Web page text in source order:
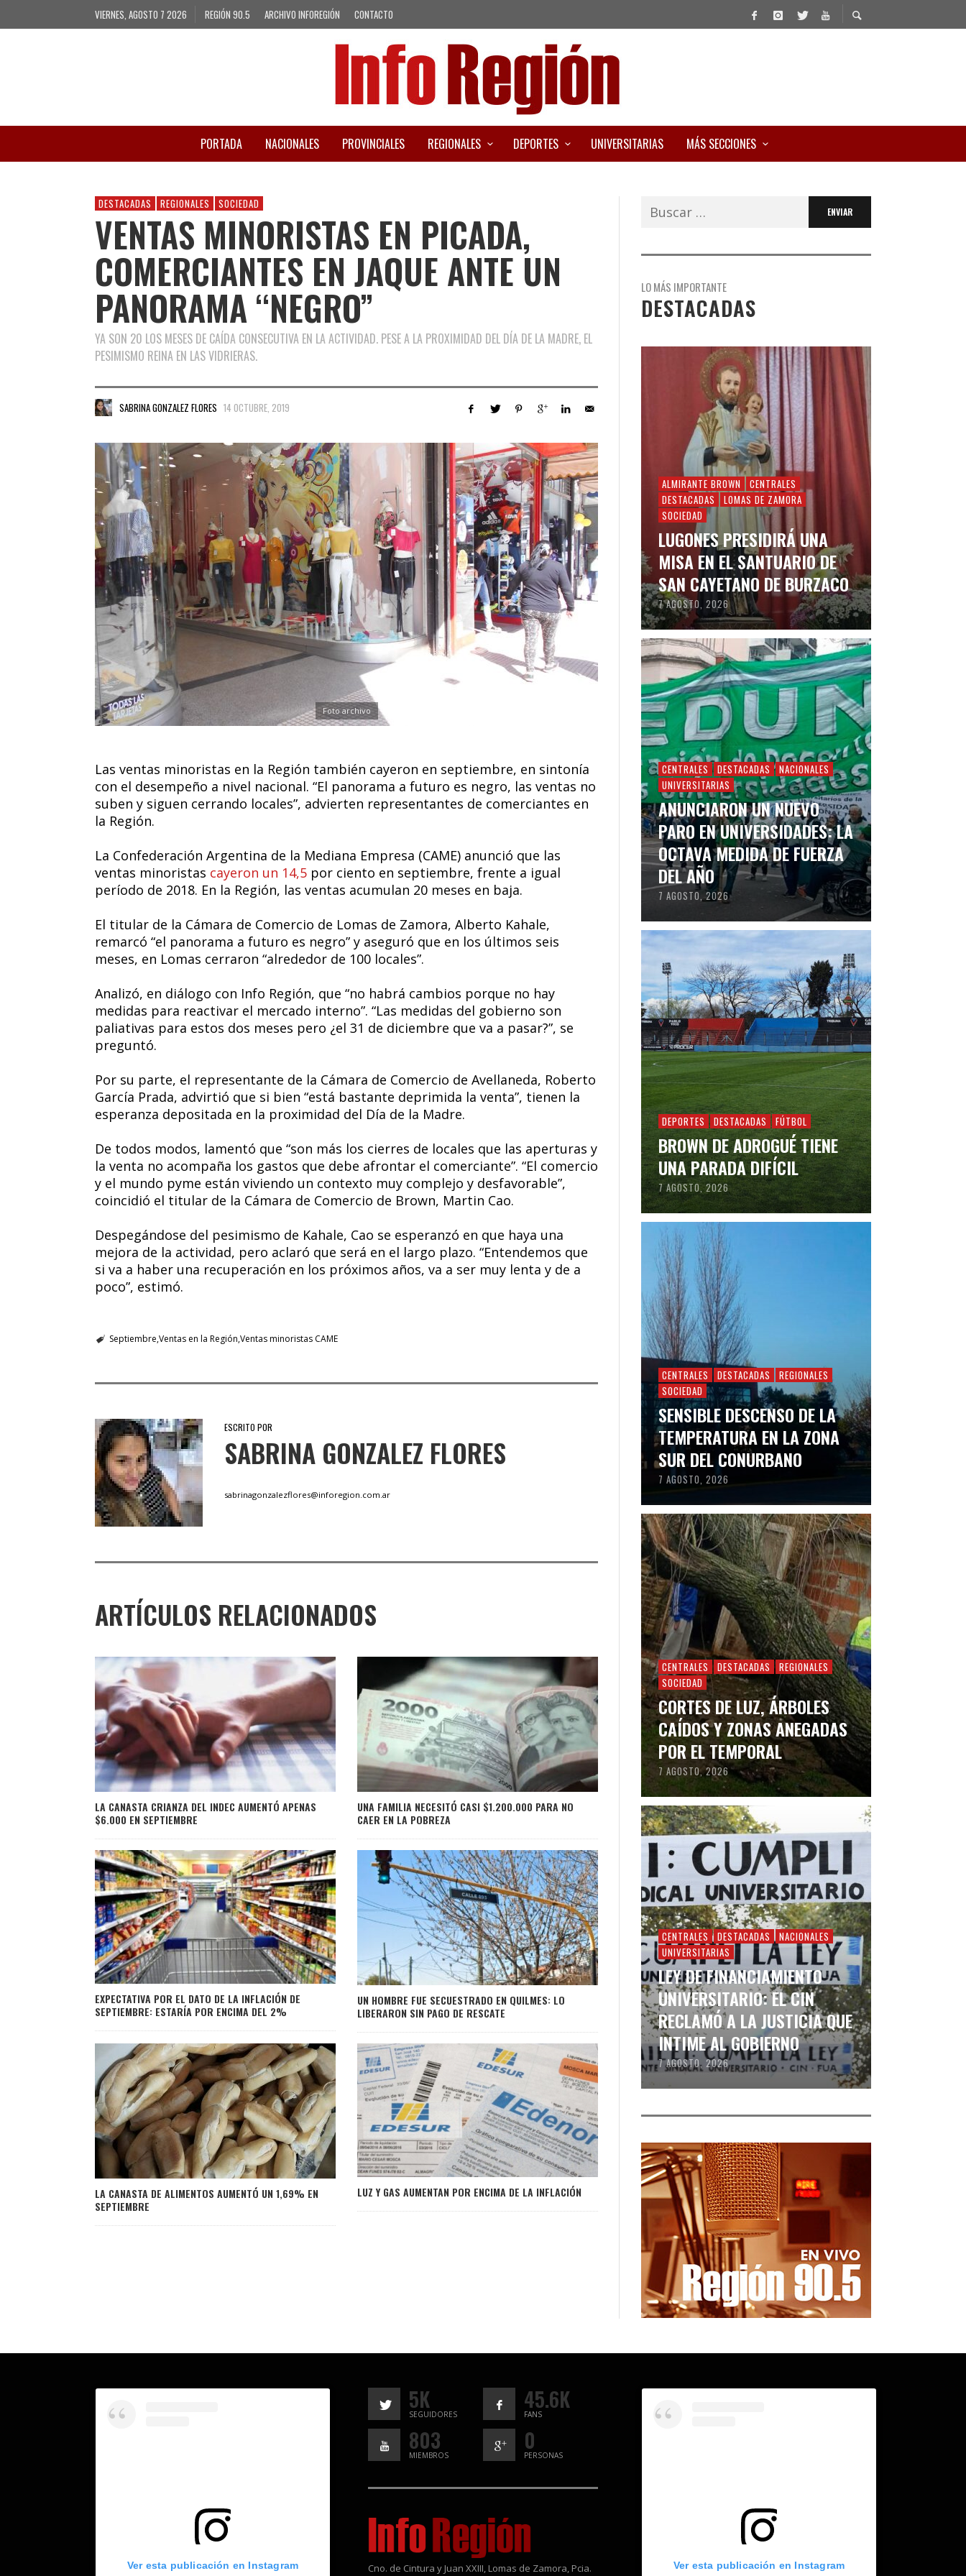
VIERNES, AGOSTO 7 2026 REGIÓN 90.5 ARCHIVO INFOREGIÓN CONTACTO
PORTADA NACIONALES PROVINCIALES REGIONALES DEPORTES UNIVERSITARIAS MÁS SECCIONES
DESTACADAS REGIONALES SOCIEDAD
VENTAS MINORISTAS EN PICADA,
COMERCIANTES EN JAQUE ANTE UN
PANORAMA “NEGRO”
YA SON 20 LOS MESES DE CAÍDA CONSECUTIVA EN LA ACTIVIDAD. PESE A LA PROXIMIDAD DEL DÍA DE LA MADRE, EL
PESIMISMO REINA EN LAS VIDRIERAS.
SABRINA GONZALEZ FLORES 14 OCTUBRE, 2019
Foto archivo
Las ventas minoristas en la Región también cayeron en septiembre, en sintonía
con el desempeño a nivel nacional. “El panorama a futuro es negro, las ventas no
suben y siguen cerrando locales”, advierten representantes de comerciantes en
la Región.
La Confederación Argentina de la Mediana Empresa (CAME) anunció que las
ventas minoristas cayeron un 14,5 por ciento en septiembre, frente a igual
período de 2018. En la Región, las ventas acumulan 20 meses en baja.
El titular de la Cámara de Comercio de Lomas de Zamora, Alberto Kahale,
remarcó “el panorama a futuro es negro” y aseguró que en los últimos seis
meses, en Lomas cerraron “alrededor de 100 locales”.
Analizó, en diálogo con Info Región, que “no habrá cambios porque no hay
medidas para reactivar el mercado interno”. “Las medidas del gobierno son
paliativas para estos dos meses pero ¿el 31 de diciembre que va a pasar?”, se
preguntó.
Por su parte, el representante de la Cámara de Comercio de Avellaneda, Roberto
García Prada, advirtió que si bien “está bastante deprimida la venta”, tienen la
esperanza depositada en la proximidad del Día de la Madre.
De todos modos, lamentó que “son más los cierres de locales que las aperturas y
la venta no acompaña los gastos que debe afrontar el comerciante”. “El comercio
y el mundo pyme están viviendo un contexto muy complejo y desfavorable”,
coincidió el titular de la Cámara de Comercio de Brown, Martin Cao.
Despegándose del pesimismo de Kahale, Cao se esperanzó en que haya una
mejora de la actividad, pero aclaró que será en el largo plazo. “Entendemos que
si va a haber una recuperación en los próximos años, va a ser muy lenta y de a
poco”, estimó.
Septiembre Ventas en la Región Ventas minoristas CAME
ESCRITO POR
SABRINA GONZALEZ FLORES
sabrinagonzalezflores@inforegion.com.ar
ARTÍCULOS RELACIONADOS
LA CANASTA CRIANZA DEL INDEC AUMENTÓ APENAS
$6.000 EN SEPTIEMBRE
UNA FAMILIA NECESITÓ CASI $1.200.000 PARA NO
CAER EN LA POBREZA
EXPECTATIVA POR EL DATO DE LA INFLACIÓN DE
SEPTIEMBRE: ESTARÍA POR ENCIMA DEL 2%
UN HOMBRE FUE SECUESTRADO EN QUILMES: LO
LIBERARON SIN PAGO DE RESCATE
LA CANASTA DE ALIMENTOS AUMENTÓ UN 1,69% EN
SEPTIEMBRE
LUZ Y GAS AUMENTAN POR ENCIMA DE LA INFLACIÓN
Buscar:
LO MÁS IMPORTANTE
DESTACADAS
ALMIRANTE BROWN
CENTRALES
DESTACADAS
LOMAS DE ZAMORA
SOCIEDAD
LUGONES PRESIDIRÁ UNA
MISA EN EL SANTUARIO DE
SAN CAYETANO DE BURZACO
7 AGOSTO, 2026
CENTRALES DESTACADAS
NACIONALES
UNIVERSITARIAS
ANUNCIARON UN NUEVO
PARO EN UNIVERSIDADES: LA
OCTAVA MEDIDA DE FUERZA
DEL AÑO
7 AGOSTO, 2026
DEPORTES DESTACADAS FÚTBOL
BROWN DE ADROGUÉ TIENE
UNA PARADA DIFÍCIL
7 AGOSTO, 2026
CENTRALES DESTACADAS
REGIONALES
SOCIEDAD
SENSIBLE DESCENSO DE LA
TEMPERATURA EN LA ZONA
SUR DEL CONURBANO
7 AGOSTO, 2026
CENTRALES DESTACADAS
REGIONALES
SOCIEDAD
CORTES DE LUZ, ÁRBOLES
CAÍDOS Y ZONAS ANEGADAS
POR EL TEMPORAL
7 AGOSTO, 2026
CENTRALES DESTACADAS
NACIONALES
UNIVERSITARIAS
LEY DE FINANCIAMIENTO
UNIVERSITARIO: EL CIN
RECLAMÓ A LA JUSTICIA QUE
INTIME AL GOBIERNO
7 AGOSTO, 2026
Ver esta publicación en Instagram
5K
SEGUIDORES
45.6K
FANS
803
MIEMBROS
0
PERSONAS
Cno. de Cintura y Juan XXIII, Lomas de Zamora, Pcia. Ver esta publicación en Instagram